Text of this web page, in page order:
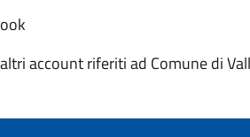
account riferiti ad Comune di